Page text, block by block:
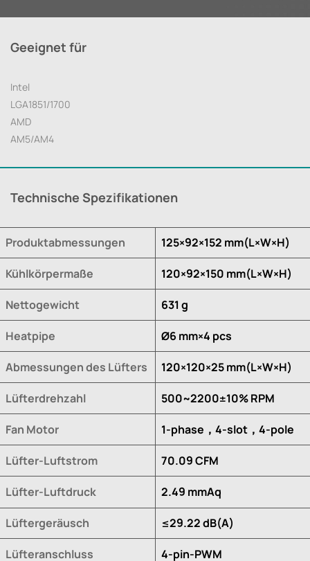
Geeignet für
Intel
LGA1851/1700
AMD
AM5/AM4
Technische Spezifikationen
Produktabmessungen 125×92×152 mm(L×W×H)
Kühlkörpermaße 120×92×150 mm(L×W×H)
Nettogewicht 631 g
Heatpipe Ø6 mm×4 pcs
Abmessungen des Lüfters 120×120×25 mm(L×W×H)
Lüfterdrehzahl 500~2200±10% RPM
Fan Motor 1-phase，4-slot，4-pole
Lüfter-Luftstrom 70.09 CFM
Lüfter-Luftdruck 2.49 mmAq
Lüftergeräusch ≤29.22 dB(A)
Lüfteranschluss 4-pin-PWM